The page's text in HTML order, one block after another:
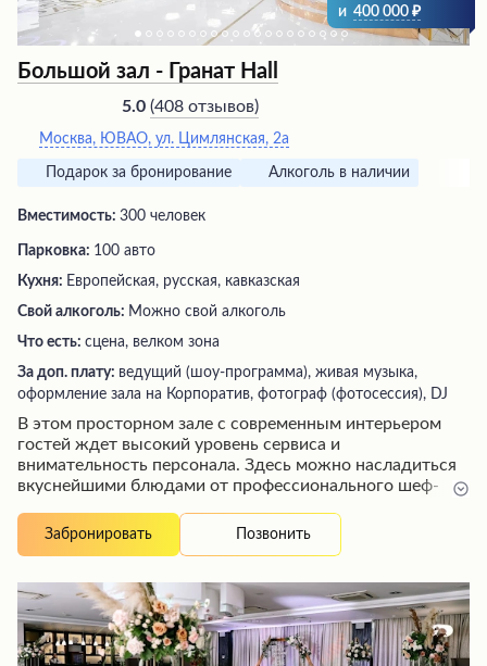
и 400 000
Большой зал - Гранат Hall
5.0 (408 отзывов)
Москва, ЮВАО, ул. Цимлянская, 2а
Подарок за бронирование Алкоголь в наличии
Вместимость: 300 человек
Парковка: 100 авто
Кухня: Европейская, русская, кавказская
Свой алкоголь: Можно свой алкоголь
Что есть: сцена, велком зона
За доп. плату: ведущий (шоу-программа), живая музыка,
оформление зала на Корпоратив, фотограф (фотосессия), DJ
В этом просторном зале с современным интерьером
гостей ждет высокий уровень сервиса и
внимательность персонала. Здесь можно насладиться
вкуснейшими блюдами от профессионального шеф-
ингредиентов. Опытные официанты обеспечат
безупречное обслуживание, а администраторы помогут
разнообразие угощений, красивая сервировка столов и
приятная атмосфера, созданная грамотным
оформлением зала, световыми эффектами и
музыкальным сопровождением.
Забронировать Позвонить